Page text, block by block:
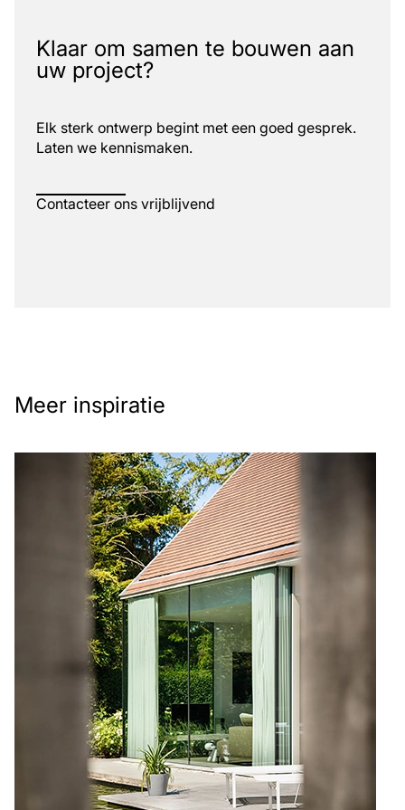
Klaar om samen te bouwen aan
uw project?
Elk sterk ontwerp begint met een goed gesprek.
Laten we kennismaken.
Contacteer ons vrijblijvend
Meer inspiratie